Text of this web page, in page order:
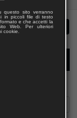
questo sito verranno
in piccoli file di testo
e che accetti la
Web. Per ulteriori
cookie.